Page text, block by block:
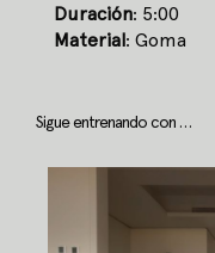
Duración: 5:00
Material: Goma
Sigue entrenando con …